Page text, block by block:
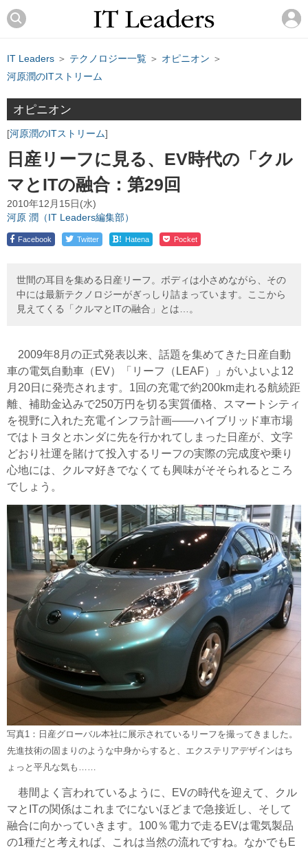
IT Leaders ＞ テクノロジー一覧 ＞ オピニオン ＞
河原潤のITストリーム
オピニオン
河原潤のITストリーム
日産リーフに見る、EV時代の「クル
マとITの融合：第29回
2010年12月15日(水)
河原 潤（IT Leaders編集部）
Facebook Twitter ! Hatena Pocket
世間の耳目を集める日産リーフ。ボディは小さめながら、その
中には最新テクノロジーがぎっしり詰まっています。ここから
見えてくる「クルマとITの融合」とは…。
2009年8月の正式発表以来、話題を集めてきた日産自動
車の電気自動車（EV）「リーフ（LEAF）」がいよいよ12
月20日に発売されます。1回の充電で約200km走れる航続距
離、補助金込みで250万円を切る実質価格、スマートシティ
を視野に入れた充電インフラ計画――ハイブリッド車市場
ではトヨタとホンダに先を行かれてしまった日産が、文字
どおり社運を賭けて投入するリーフの実際の完成度や乗り
心地には、クルマ好きでなくても興味がそそられるところ
でしょう。
写真1：日産グローバル本社に展示されているリーフを撮ってきました。
先進技術の固まりのような中身からすると、エクステリアデザインはち
ょっと平凡な気も……
巷間よく言われているように、EVの時代を迎えて、クル
マとITの関係はこれまでにないほどまで急接近し、そして
融合に向かっていきます。100％電力で走るEVは電気製品
の1種だと考えれば、これは当然の流れですね。なかでもE